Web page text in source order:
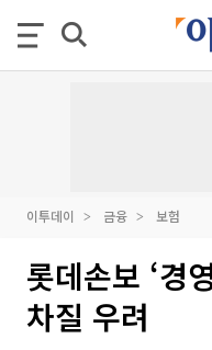
이투데이 금융 보험
롯데손보 ‘경
차질 우려